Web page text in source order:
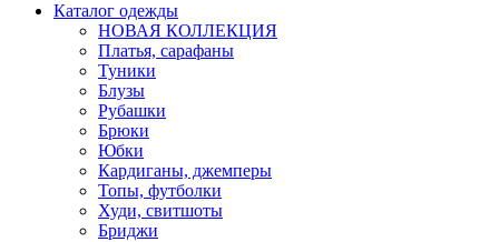
Каталог одежды
НОВАЯ КОЛЛЕКЦИЯ
Платья, сарафаны
Туники
Блузы
Рубашки
Брюки
Юбки
Кардиганы, джемперы
Топы, футболки
Худи, свитшоты
Бриджи